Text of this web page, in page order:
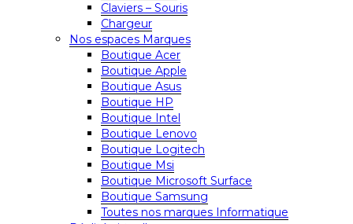
Claviers – Souris
Chargeur
Nos espaces Marques
Boutique Acer
Boutique Apple
Boutique Asus
Boutique HP
Boutique Intel
Boutique Lenovo
Boutique Logitech
Boutique Msi
Boutique Microsoft Surface
Boutique Samsung
Toutes nos marques Informatique